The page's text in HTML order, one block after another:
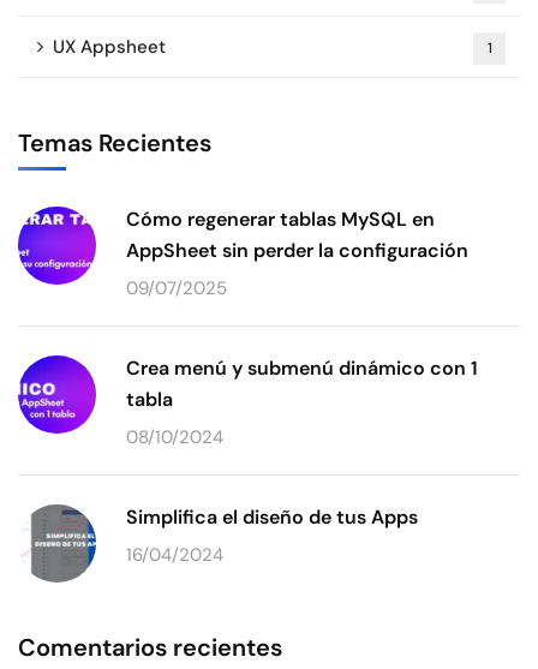
UX Appsheet 1
Temas Recientes
Cómo regenerar tablas MySQL en
AppSheet sin perder la configuración
09/07/2025
Crea menú y submenú dinámico con 1
tabla
08/10/2024
Simplifica el diseño de tus Apps
16/04/2024
Comentarios recientes